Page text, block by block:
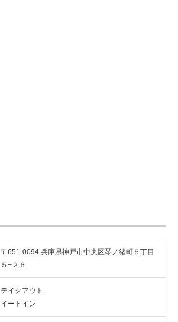
〒651-0094 兵庫県神戸市中央区琴ノ緒町５丁目
５−２６
テイクアウト
イートイン